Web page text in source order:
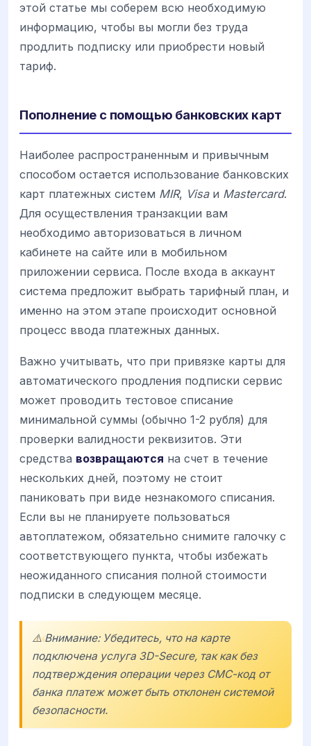
этой статье мы соберем всю необходимую
информацию, чтобы вы могли без труда
продлить подписку или приобрести новый
тариф.
Пополнение с помощью банковских карт
Наиболее распространенным и привычным
способом остается использование банковских
карт платежных систем MIR, Visaи Mastercard.
Для осуществления транзакции вам
необходимо авторизоваться в личном
кабинете на сайте или в мобильном
приложении сервиса. После входа в аккаунт
система предложит выбрать тарифный план, и
именно на этом этапе происходит основной
процесс ввода платежных данных.
Важно учитывать, что при привязке карты для
автоматического продления подписки сервис
может проводить тестовое списание
минимальной суммы (обычно 1-2 рубля) для
проверки валидности реквизитов. Эти
средства возвращаются на счет в течение
нескольких дней, поэтому не стоит
паниковать при виде незнакомого списания.
Если вы не планируете пользоваться
автоплатежом, обязательно снимите галочку с
соответствующего пункта, чтобы избежать
неожиданного списания полной стоимости
подписки в следующем месяце.
⚠️ Внимание: Убедитесь, что на карте
подключена услуга 3D-Secure, так как без
подтверждения операции через СМС-код от
банка платеж может быть отклонен системой
безопасности.